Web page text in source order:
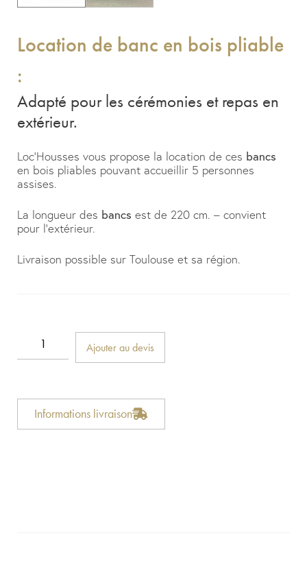
Location de banc en bois pliable
:
Adapté pour les cérémonies et repas en
extérieur.
Loc’Housses vous propose la location de ces bancs
en bois pliables pouvant accueillir 5 personnes
assises.
La longueur des bancs est de 220 cm. – convient
pour l’extérieur.
Livraison possible sur Toulouse et sa région.
Ajouter au devis
Informations livraison